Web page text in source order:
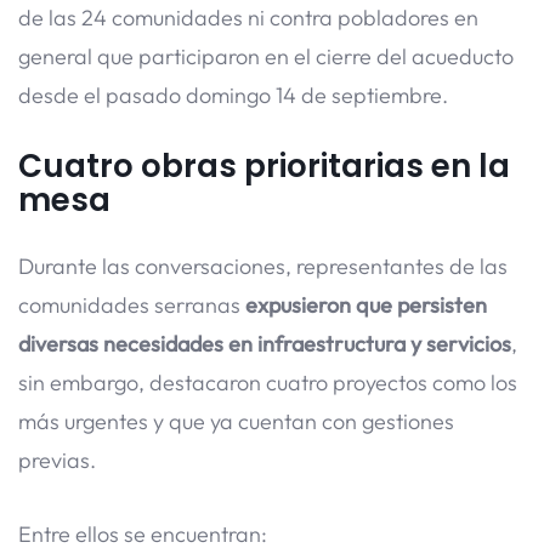
de las 24 comunidades ni contra pobladores en
general que participaron en el cierre del acueducto
desde el pasado domingo 14 de septiembre.
Cuatro obras prioritarias en la
mesa
Durante las conversaciones, representantes de las
comunidades serranas expusieron que persisten
diversas necesidades en infraestructura y servicios,
sin embargo, destacaron cuatro proyectos como los
más urgentes y que ya cuentan con gestiones
previas.
Entre ellos se encuentran: